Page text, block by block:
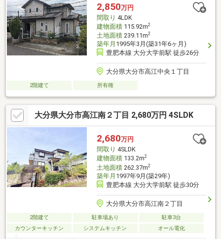
2,850万円
間取り 4LDK
建物面積115.92m2
土地面積239.11m2
築年月 1995年3月(築31年6ヶ月)
豊肥本線 大分大学前駅 徒歩26分
大分県大分市高江中央１丁目
2階建て 所有権
大分県大分市高江南２丁目 2,680万円 4SLDK
2,680万円
間取り 4SLDK
建物面積133.2m2
土地面積262.37m2
築年月 1997年9月(築29年)
豊肥本線 大分大学前駅 徒歩30分
大分県大分市高江南２丁目
2階建て 駐車場あり
駐車3台
カウンターキッチン
システムキッチン オール電化